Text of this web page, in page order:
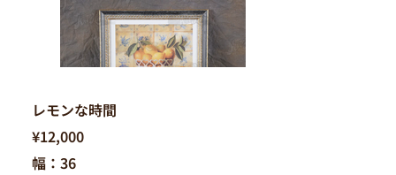
¥12,000
幅：36
レモンな時間